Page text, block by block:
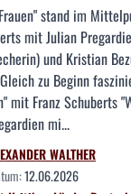
stand im
mit Julian
und Kristian
zu Beginn
mit Franz Schuberts
mi...
WALTHER
12.06.2026